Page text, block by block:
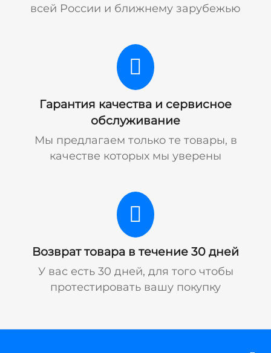
всей России и ближнему зарубежью
Гарантия качества и сервисное
обслуживание
Мы предлагаем только те товары, в
качестве которых мы уверены
Возврат товара в течение 30 дней
У вас есть 30 дней, для того чтобы
протестировать вашу покупку